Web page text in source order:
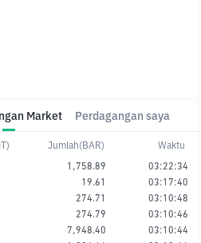
Market Perdagangan saya
Jumlah(BAR)
Waktu
1,758.89
03:22:34
19.61
03:17:40
274.71
03:10:48
274.79
03:10:46
7,948.40
03:10:44